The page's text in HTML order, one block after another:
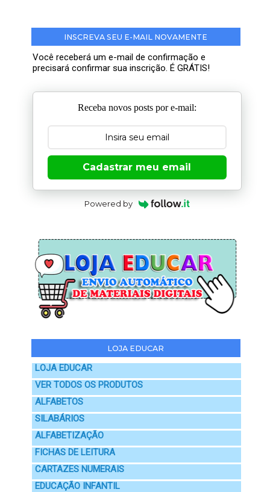
INSCREVA SEU E-MAIL NOVAMENTE
Você receberá um e-mail de confirmação e
precisará confirmar sua inscrição. É GRÁTIS!
Receba novos posts por e-mail:
Cadastrar meu email
Powered by
LOJA EDUCAR
LOJA EDUCAR
VER TODOS OS PRODUTOS
ALFABETOS
SILABÁRIOS
ALFABETIZAÇÃO
FICHAS DE LEITURA
CARTAZES NUMERAIS
EDUCAÇÃO INFANTIL